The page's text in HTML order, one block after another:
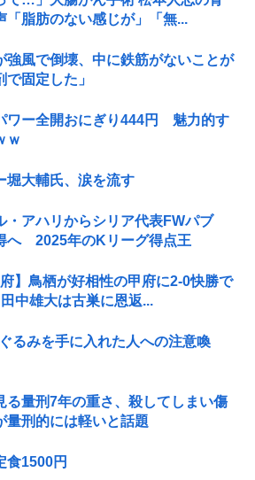
「脂肪のない感じが」「無...
強風で倒壊、中に鉄筋がないことが
固定した」
ワー全開おにぎり444円 魅力的す
ｗ
堀大輔氏、涙を流す
・アハリからシリア代表FWパブ
へ 2025年のKリーグ得点王
】鳥栖が好相性の甲府に2-0快勝で
中雄大は古巣に恩返...
るみを手に入れた人への注意喚
る量刑7年の重さ、殺してしまい傷
量刑的には軽いと話題
食1500円